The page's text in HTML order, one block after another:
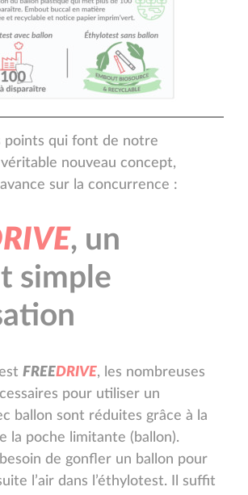
points qui font de notre
nouveau concept,
sur la concurrence :
RIVE, un
simple
FREEDRIVE, les nombreuses
pour utiliser un
ballon sont réduites grâce à la
la poche limitante (ballon).
de gonfler un ballon pour
l’air dans l’éthylotest. Il suffit